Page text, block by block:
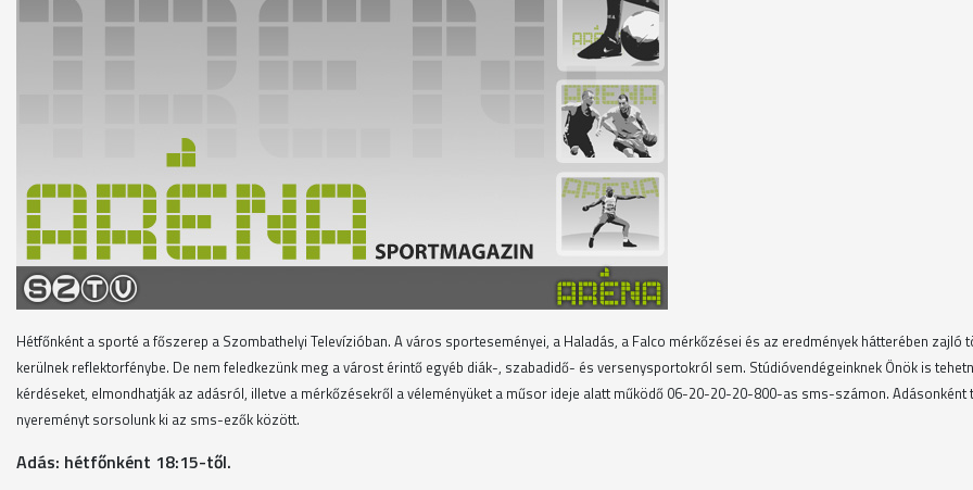
Hétfőnként a sporté a főszerep a Szombathelyi Televízióban. A város sporteseményei, a Haladás, a Falco mérkőzései és az eredmények hátterében zajló
kerülnek reflektorfénybe. De nem feledkezünk meg a várost érintő egyéb diák-, szabadidő- és versenysportokról sem. Stúdióvendégeinknek Önök is
kérdéseket, elmondhatják az adásról, illetve a mérkőzésekről a véleményüket a műsor ideje alatt működő 06-20-20-20-800-as sms-számon. Adásonként
nyereményt sorsolunk ki az sms-ezők között.
Adás: hétfőnként 18:15-től.